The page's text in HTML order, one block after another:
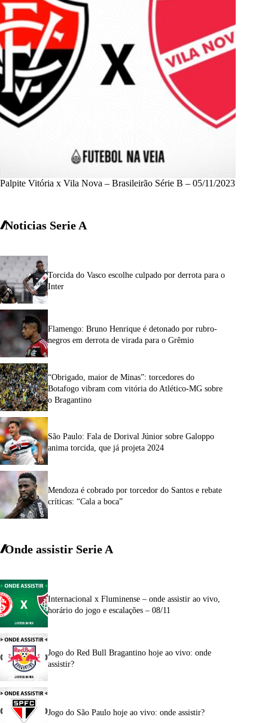
Palpite Vitória x Vila Nova – Brasileirão Série B – 05/11/2023
Noticias Serie A
Torcida do Vasco escolhe culpado por derrota para o
Inter
Flamengo: Bruno Henrique é detonado por rubro-
negros em derrota de virada para o Grêmio
“Obrigado, maior de Minas”: torcedores do
Botafogo vibram com vitória do Atlético-MG sobre
o Bragantino
São Paulo: Fala de Dorival Júnior sobre Galoppo
anima torcida, que já projeta 2024
Mendoza é cobrado por torcedor do Santos e rebate
críticas: “Cala a boca”
Onde assistir Serie A
Internacional x Fluminense – onde assistir ao vivo,
horário do jogo e escalações – 08/11
Jogo do Red Bull Bragantino hoje ao vivo: onde
assistir?
Jogo do São Paulo hoje ao vivo: onde assistir?